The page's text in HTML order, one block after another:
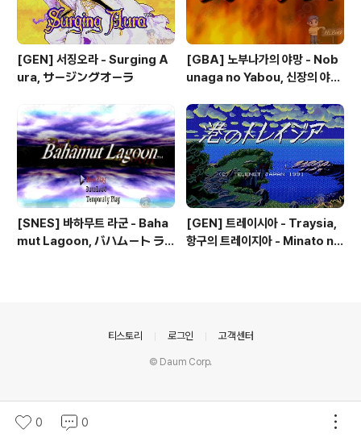
[GEN] 서징오라 - Surging A
ura, サージングオーラ
[GBA] 노부나가의 야망 - Nob
unaga no Yabou, 신장의 야망
[SNES] 바하무트 라군 - Baha
mut Lagoon, バハムート ラ
[GEN] 트레이시아 - Traysia,
항구의 트레이지아 - Minato no
0 0
티스토리 로그인 고객센터
© Daum Corp.